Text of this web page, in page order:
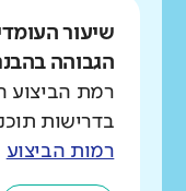
שיעור
הגבוהה
רמת הביצוע
בדרישות
רמות הביצוע